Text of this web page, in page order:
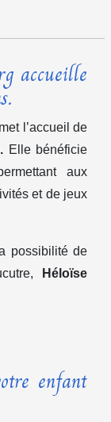
accueille
l’accueil de
Elle bénéficie
aux
et de jeux
possibilité de
Héloïse
enfant